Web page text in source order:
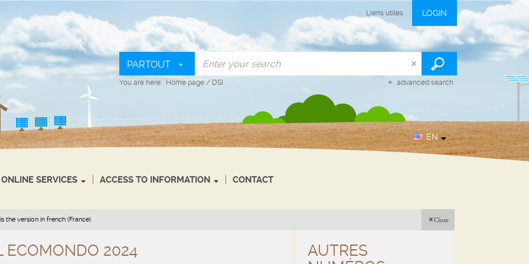
Liens utiles LOGIN
PARTOUT
advanced search
You are here: Home page / DSI
EN
ONLINE SERVICES ACCESS TO INFORMATION CONTACT
the version in french (France). Close
ECOMONDO 2024
AUTRES